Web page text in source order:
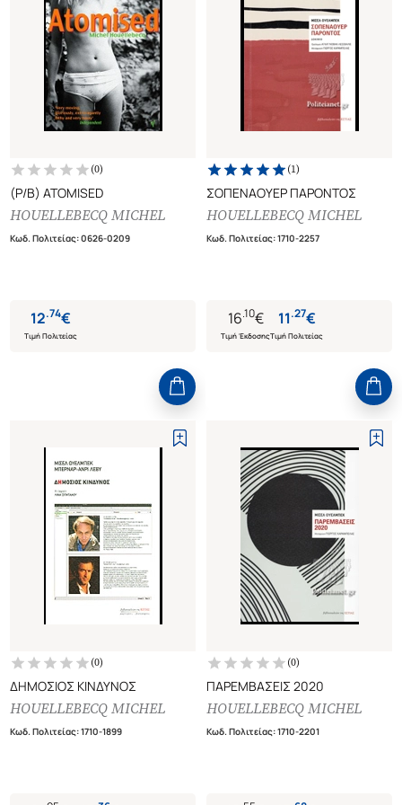
(0)
(P/B) ATOMISED
HOUELLEBECQ MICHEL
Κωδ. Πολιτείας:0626-0209
12.74€
Τιμή Πολιτείας
(1)
ΣΟΠΕΝΑΟΥΕΡ ΠΑΡΟΝΤΟΣ
HOUELLEBECQ MICHEL
Κωδ. Πολιτείας:1710-2257
16.10€
Τιμή Έκδοσης
11.27€
Τιμή Πολιτείας
(0)
ΔΗΜΟΣΙΟΣ ΚΙΝΔΥΝΟΣ
HOUELLEBECQ MICHEL
Κωδ. Πολιτείας:1710-1899
(0)
ΠΑΡΕΜΒΑΣΕΙΣ 2020
HOUELLEBECQ MICHEL
Κωδ. Πολιτείας:1710-2201